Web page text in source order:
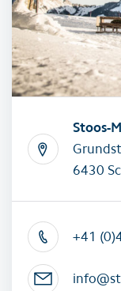
Stoos-
6430
+41